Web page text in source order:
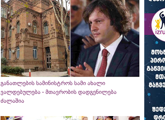
განათლების სამინისტროს სამი ახალი
ვალდებულება - მთავრობის დადგენილება
ძალაშია